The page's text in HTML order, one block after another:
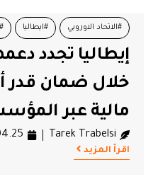
#الاتحاد الاوروبي #ايطاليا
#قرض تونس #مساعدة
إيطاليا تجدد
خلال ضمان قدر
مالية عبر
Tarek Trabelsi
اقرأ المزيد